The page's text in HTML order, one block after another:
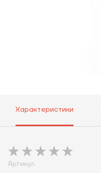
Характеристики
Артикул